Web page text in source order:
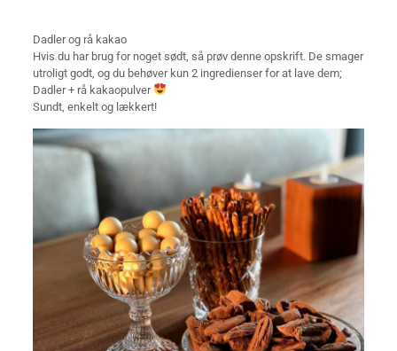
Dadler og rå kakao
Hvis du har brug for noget sødt, så prøv denne opskrift. De smager
utroligt godt, og du behøver kun 2 ingredienser for at lave dem;
Dadler + rå kakaopulver
Sundt, enkelt og lækkert!